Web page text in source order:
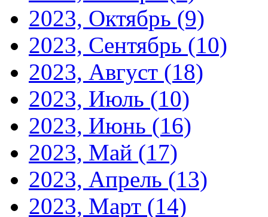
2023, Октябрь (9)
2023, Сентябрь (10)
2023, Август (18)
2023, Июль (10)
2023, Июнь (16)
2023, Май (17)
2023, Апрель (13)
2023, Март (14)